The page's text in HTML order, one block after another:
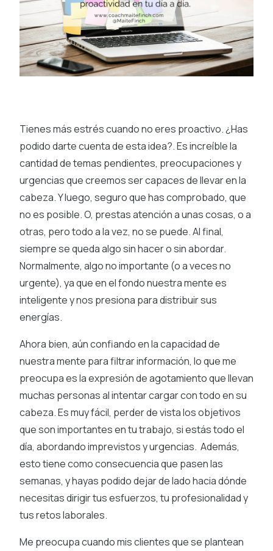
Tienes más estrés cuando no eres proactivo. ¿Has
podido darte cuenta de esta idea?. Es increíble la
cantidad de temas pendientes, preocupaciones y
urgencias que creemos ser capaces de llevar en la
cabeza. Y luego, seguro que has comprobado, que
no es posible. O, prestas atención a unas cosas, o a
otras, pero todo a la vez, no se puede. Al final,
siempre se queda algo sin hacer o sin abordar.
Normalmente, algo no importante (o a veces no
urgente), ya que en el fondo nuestra mente es
inteligente y nos presiona para distribuir sus
energías.
Ahora bien, aún confiando en la capacidad de
nuestra mente para filtrar información, lo que me
preocupa es la expresión de agotamiento que llevan
muchas personas al intentar cargar con todo en su
cabeza. Es muy fácil, perder de vista los objetivos
que son importantes en tu trabajo, si estás todo el
día, abordando imprevistos y urgencias. Además,
esto tiene como consecuencia que pasen las
semanas, y hayas podido dejar de lado hacia dónde
necesitas dirigir tus esfuerzos, tu profesionalidad y
tus retos laborales.
Me preocupa cuando mis clientes que se plantean